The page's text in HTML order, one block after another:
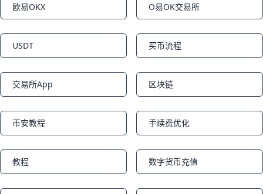
Notifications
欧易OKX Notifications
O易OK交易所
Notifications
USDT Notifications
买币流程
Notifications
交易所App Notifications
区块链
Notifications
币安教程 Notifications
手续费优化
Notifications
教程 Notifications
数字货币充值